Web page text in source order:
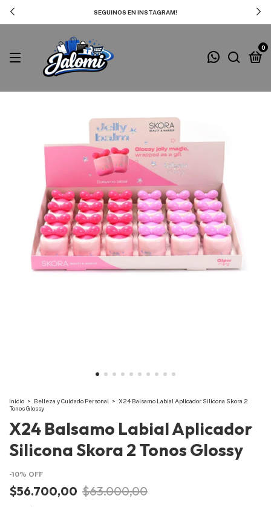
SEGUINOS EN INSTAGRAM!
0
Inicio > Belleza y Cuidado Personal > X24 Balsamo Labial Aplicador Silicona Skora 2
Tonos Glossy
X24 Balsamo Labial Aplicador
Silicona Skora 2 Tonos Glossy
-10% OFF
$56.700,00 $63.000,00